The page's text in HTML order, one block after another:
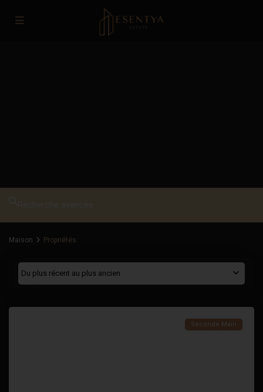
Maison Propriétés
Du plus récent au plus ancien
Seconde Main